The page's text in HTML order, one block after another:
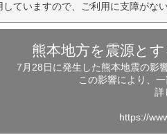
していますので、ご利用に支障がな
熊本地方を震源と
7月28日に発生した熊本地震の影
この影響により、
詳
https://